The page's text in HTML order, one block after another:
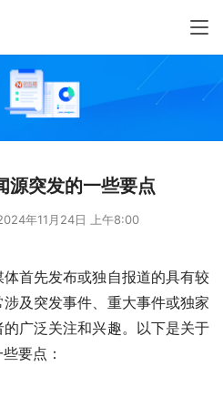
源突发的一些要点
年11月24日 上午8:00
首先发布或独自报道的具有较
及突发事件、重大事件或独家
广泛关注和兴趣。以下是关于
要点：